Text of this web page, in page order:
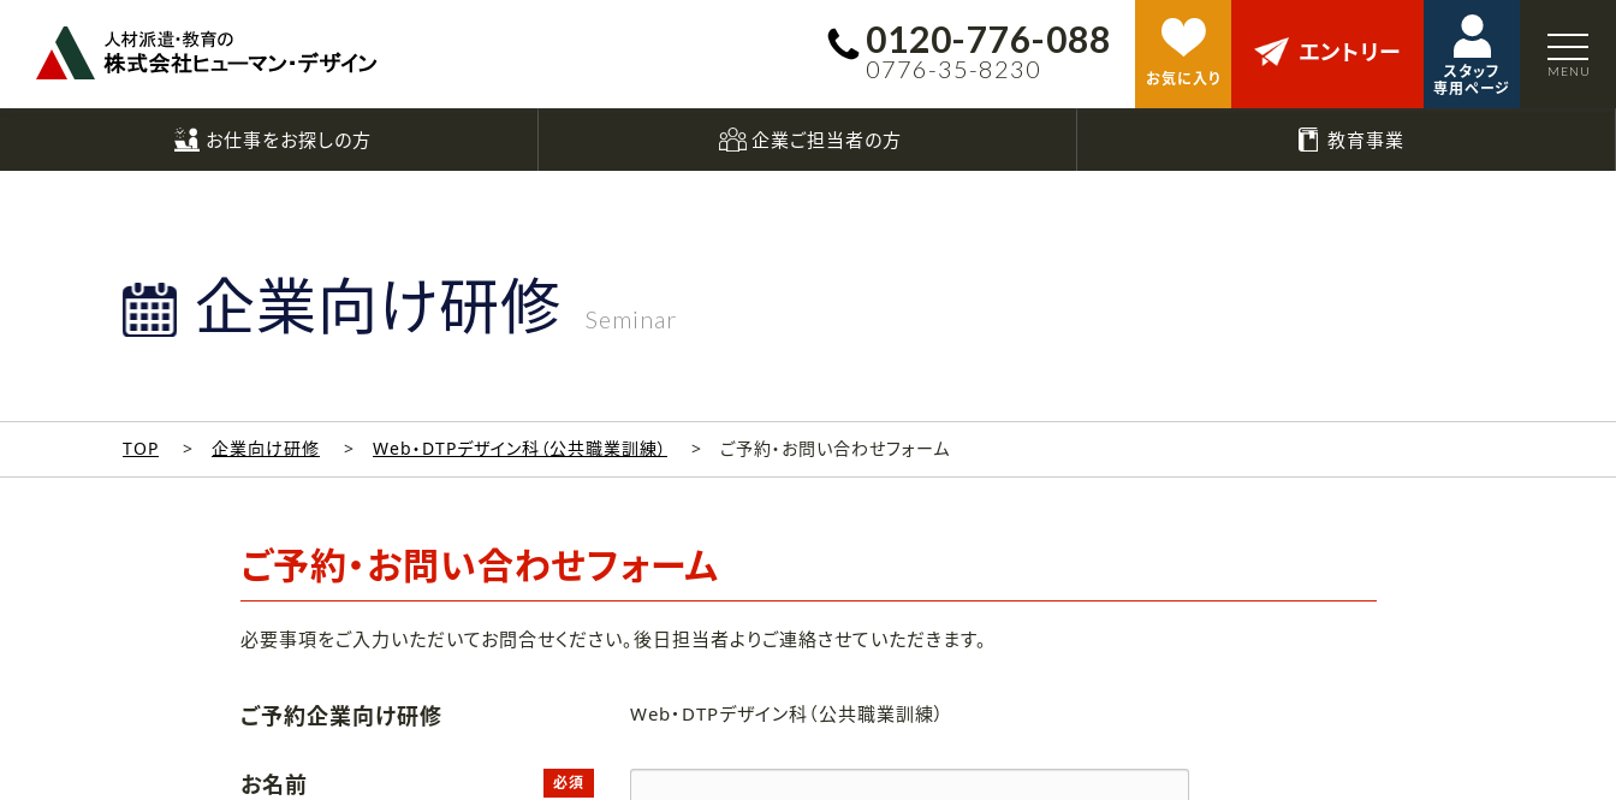
0120-776-088
0776-35-8230 お気に入り
エントリー
スタッフ
専用ページ
お仕事をお探しの方 企業ご担当者の方 教育事業
企業向け研修 Seminar
TOP 企業向け研修 Web・DTPデザイン科（公共職業訓練） ご予約・お問い合わせフォーム
ご予約・お問い合わせフォーム
必要事項をご入力いただいてお問合せください。後日担当者よりご連絡させていただきます。
ご予約企業向け研修 Web・DTPデザイン科（公共職業訓練）
お名前 必須
へ